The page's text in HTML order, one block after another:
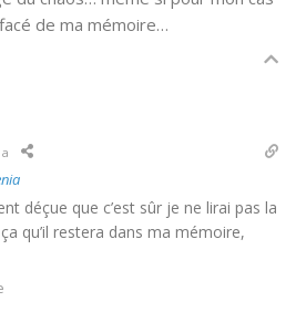
de ma mémoire…
déçue que c’est sûr je ne lirai pas la
qu’il restera dans ma mémoire,